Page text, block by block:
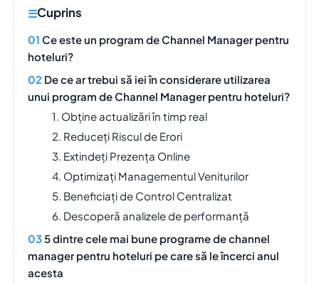
Cuprins
Ce este un program de Channel Manager pentru
hoteluri?
De ce ar trebui să iei în considerare utilizarea
unui program de Channel Manager pentru hoteluri?
1. Obține actualizări în timp real
2. Reduceți Riscul de Erori
3. Extindeți Prezența Online
4. Optimizați Managementul Veniturilor
5. Beneficiați de Control Centralizat
6. Descoperă analizele de performanță
5 dintre cele mai bune programe de channel
manager pentru hoteluri pe care să le încerci anul
acesta